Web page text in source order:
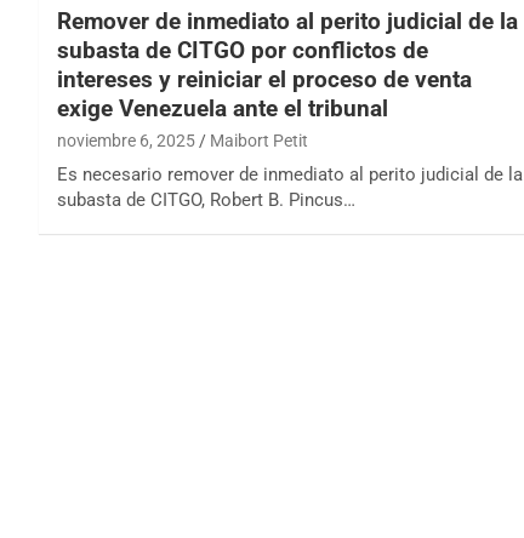
Remover de inmediato al perito judicial de la
subasta de CITGO por conflictos de
intereses y reiniciar el proceso de venta
exige Venezuela ante el tribunal
noviembre 6, 2025 Maibort Petit
Es necesario remover de inmediato al perito judicial de la
subasta de CITGO, Robert B. Pincus…